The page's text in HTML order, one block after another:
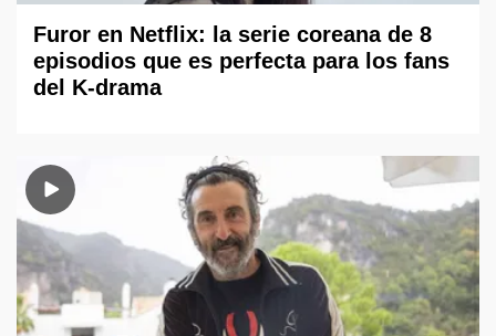
Furor en Netflix: la serie coreana de 8
episodios que es perfecta para los fans
del K-drama